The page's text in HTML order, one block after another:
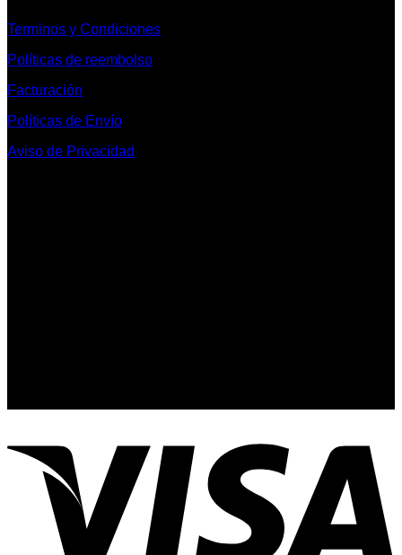
Terminos y Condiciones
Políticas de reembolso
Facturación
Políticas de Envío
Aviso de Privacidad